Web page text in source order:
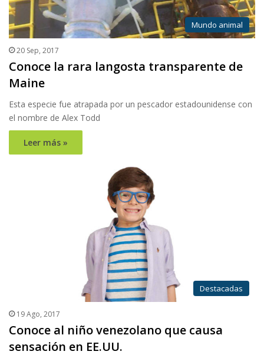
Mundo animal
20 Sep, 2017
Conoce la rara langosta transparente de
Maine
Esta especie fue atrapada por un pescador estadounidense con
el nombre de Alex Todd
Leer más »
Destacadas
19 Ago, 2017
Conoce al niño venezolano que causa
sensación en EE.UU.